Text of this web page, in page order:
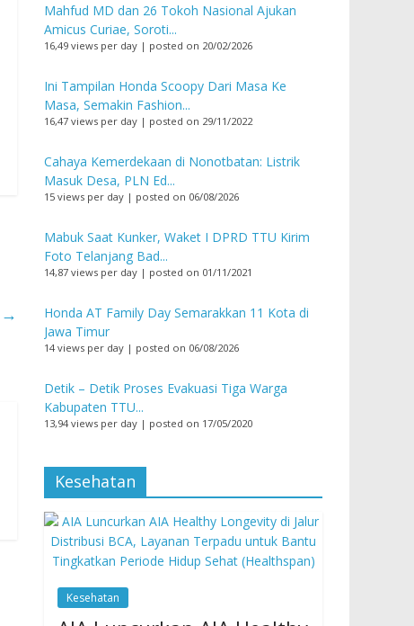
→
Mahfud MD dan 26 Tokoh Nasional Ajukan
Amicus Curiae, Soroti...
16,49 views per day | posted on 20/02/2026
Ini Tampilan Honda Scoopy Dari Masa Ke
Masa, Semakin Fashion...
16,47 views per day | posted on 29/11/2022
Cahaya Kemerdekaan di Nonotbatan: Listrik
Masuk Desa, PLN Ed...
15 views per day | posted on 06/08/2026
Mabuk Saat Kunker, Waket I DPRD TTU Kirim
Foto Telanjang Bad...
14,87 views per day | posted on 01/11/2021
Honda AT Family Day Semarakkan 11 Kota di
Jawa Timur
14 views per day | posted on 06/08/2026
Detik – Detik Proses Evakuasi Tiga Warga
Kabupaten TTU...
13,94 views per day | posted on 17/05/2020
Kesehatan
Kesehatan